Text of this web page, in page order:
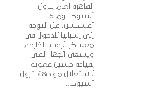
القاهرة أمام بترول
أسيوط يوم 5
أغسطس، قبل التوجه
إلى إسبانيا للدخول في
معسكر الإعداد الخارجي.
ويسعى الجهاز الفني
بقيادة حسين عموتة
لاستغلال مواجهة بترول
أسيوط…